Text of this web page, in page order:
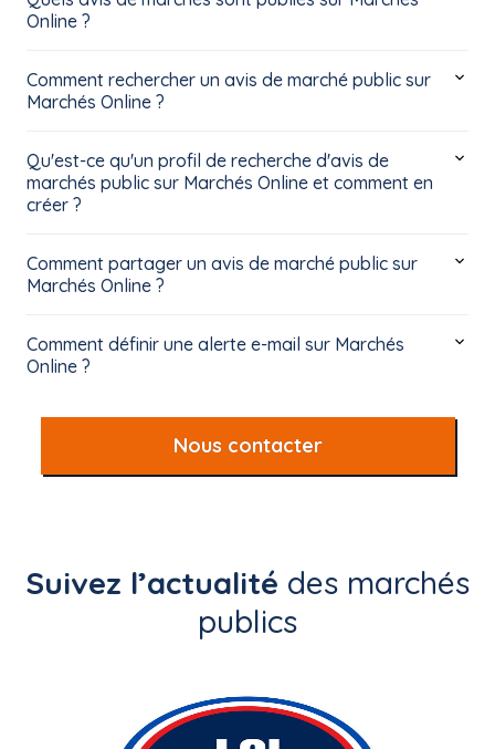
Online ?
Comment rechercher un avis de marché public sur
Marchés Online ?
Qu'est-ce qu'un profil de recherche d'avis de
marchés public sur Marchés Online et comment en
créer ?
Comment partager un avis de marché public sur
Marchés Online ?
Comment définir une alerte e-mail sur Marchés
Online ?
Nous contacter
Suivez l’actualité des marchés
publics